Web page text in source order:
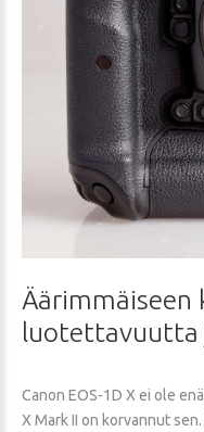
Äärimmäiseen
luotettavuutta
Canon EOS-1D X ei ole
X Mark II on korvannut